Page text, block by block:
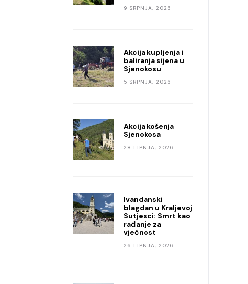
9 SRPNJA, 2026
Akcija kupljenja i
baliranja sijena u
Sjenokosu
5 SRPNJA, 2026
Akcija košenja
Sjenokosa
28 LIPNJA, 2026
Ivandanski
blagdan u Kraljevoj
Sutjesci: Smrt kao
rađanje za
vječnost
26 LIPNJA, 2026